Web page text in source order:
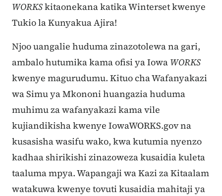
WORKSkitaonekana katika Winterset kwenye
Tukio la Kunyakua Ajira!
Njoo uangalie huduma zinazotolewa na gari,
ambalo hutumika kama ofisi ya Iowa WORKS
kwenye magurudumu. Kituo cha Wafanyakazi
wa Simu ya Mkononi huangazia huduma
muhimu za wafanyakazi kama vile
kujiandikisha kwenye IowaWORKS.gov na
kusasisha wasifu wako, kwa kutumia nyenzo
kadhaa shirikishi zinazoweza kusaidia kuleta
taaluma mpya. Wapangaji wa Kazi za Kitaalam
watakuwa kwenye tovuti kusaidia mahitaji ya